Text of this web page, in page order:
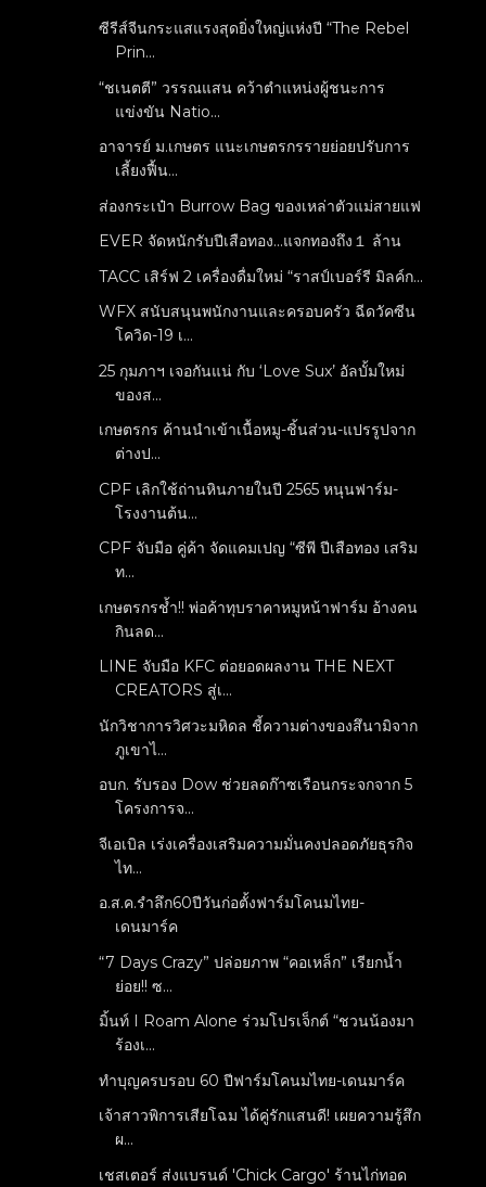
ซีรีส์จีนกระแสแรงสุดยิ่งใหญ่แห่งปี “The Rebel
Prin...
“ชเนตตี” วรรณแสน คว้าตำแหน่งผู้ชนะการ
แข่งขัน Natio...
อาจารย์ ม.เกษตร แนะเกษตรกรรายย่อยปรับการ
เลี้ยงฟื้น...
ส่องกระเป๋า Burrow Bag ของเหล่าตัวแม่สายแฟ
EVER จัดหนักรับปีเสือทอง...แจกทองถึง１ ล้าน
TACC เสิร์ฟ 2 เครื่องดื่มใหม่ “ราสป์เบอร์รี มิลค์ก...
WFX สนับสนุนพนักงานและครอบครัว ฉีดวัคซีน
โควิด-19 เ...
25 กุมภาฯ เจอกันแน่ กับ ‘Love Sux’ อัลบั้มใหม่
ของส...
เกษตรกร ค้านนำเข้าเนื้อหมู-ชิ้นส่วน-แปรรูปจาก
ต่างป...
CPF เลิกใช้ถ่านหินภายในปี 2565 หนุนฟาร์ม-
โรงงานต้น...
CPF จับมือ คู่ค้า จัดแคมเปญ “ซีพี ปีเสือทอง เสริม
ท...
เกษตรกรช้ำ!! พ่อค้าทุบราคาหมูหน้าฟาร์ม อ้างคน
กินลด...
LINE จับมือ KFC ต่อยอดผลงาน THE NEXT
CREATORS สู่เ...
นักวิชาการวิศวะมหิดล ชี้ความต่างของสึนามิจาก
ภูเขาไ...
อบก. รับรอง Dow ช่วยลดก๊าซเรือนกระจกจาก 5
โครงการจ...
จีเอเบิล เร่งเครื่องเสริมความมั่นคงปลอดภัยธุรกิจ
ไท...
อ.ส.ค.รำลึก60ปีวันก่อตั้งฟาร์มโคนมไทย-
เดนมาร์ค
“7 Days Crazy” ปล่อยภาพ “คอเหล็ก” เรียกน้ำ
ย่อย!! ซ...
มิ้นท์ I Roam Alone ร่วมโปรเจ็กต์ “ชวนน้องมา
ร้องเ...
ทำบุญครบรอบ 60 ปีฟาร์มโคนมไทย-เดนมาร์ค
เจ้าสาวพิการเสียโฉม ได้คู่รักแสนดี! เผยความรู้สึก
ผ...
เชสเตอร์ ส่งแบรนด์ 'Chick Cargo' ร้านไก่ทอด